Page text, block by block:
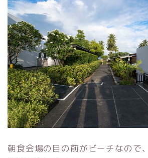
朝食会場の目の前がビーチなので